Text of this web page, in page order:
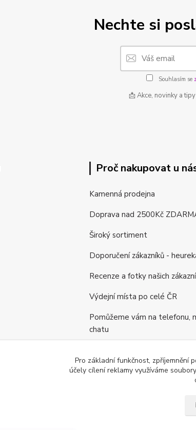
Nechte si
Souhlasím se
📩 Akce, novinky a
Proč nakupovat u
Kamenná prodejna
Doprava nad 2500Kč
Široký sortiment
Doporučení zákazníků -
Recenze a fotky našich
Výdejní místa po celé ČR
Pomůžeme vám na telefonu,
chatu
Jsme tu pro vás již 16 let
Pro základní funkčnost, zpříjemnění
účely cílení reklamy využíváme